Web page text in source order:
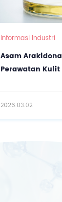
Informasi Industri
Asam
Perawatan Kulit
2026.03.02